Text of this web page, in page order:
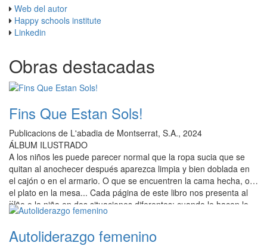
Web del autor
Happy schools institute
Linkedin
Obras destacadas
Fins Que Estan Sols!
Publicacions de L'abadia de Montserrat, S.A., 2024
ÁLBUM ILUSTRADO
A los niños les puede parecer normal que la ropa sucia que se
quitan al anochecer después aparezca limpia y bien doblada en
el cajón o en el armario. O que se encuentren la cama hecha, o
el plato en la mesa... Cada página de este libro nos presenta al
niño o la niña en dos situaciones diferentes: cuando le hacen lo
que desea y cuando se encuentra que debe hacerlo solo y no
sabe cómo escaparse. Pero, ¿qué pasará al final? ¿Se librará?
...
Autoliderazgo femenino